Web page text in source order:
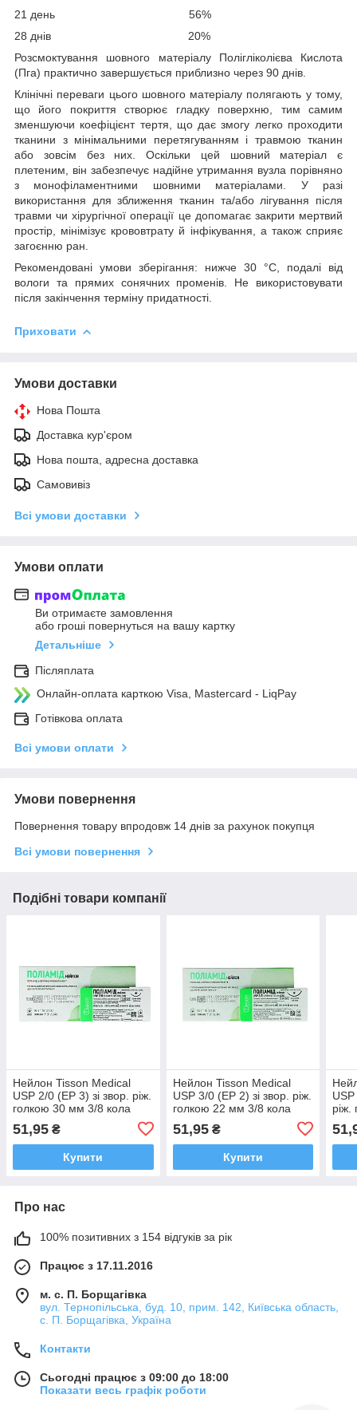
21 день 56%
28 днів 20%
Розсмоктування шовного матеріалу Полігліколієва Кислота
(Пга) практично завершується приблизно через 90 днів.
Клінічні переваги цього шовного матеріалу полягають у тому,
що його покриття створює гладку поверхню, тим самим
зменшуючи коефіцієнт тертя, що дає змогу легко проходити
тканини з мінімальними перетягуванням і травмою тканин
або зовсім без них. Оскільки цей шовний матеріал є
плетеним, він забезпечує надійне утримання вузла порівняно
з монофіламентними шовними матеріалами. У разі
використання для зближення тканин та/або лігування після
травми чи хірургічної операції це допомагає закрити мертвий
простір, мінімізує крововтрату й інфікування, а також сприяє
загоєнню ран.
Рекомендовані умови зберігання: нижче 30 °C, подалі від
вологи та прямих сонячних променів. Не використовувати
після закінчення терміну придатності.
Приховати
Умови доставки
Нова Пошта
Доставка кур'єром
Нова пошта, адресна доставка
Самовивіз
Всі умови доставки
Умови оплати
Ви отримаєте замовлення
або гроші повернуться на вашу картку
Детальніше
Післяплата
Онлайн-оплата карткою Visa, Mastercard - LiqPay
Готівкова оплата
Всі умови оплати
Умови повернення
Повернення товару впродовж 14 днів за рахунок покупця
Всі умови повернення
Подібні товари компанії
Нейлон Tisson Medical
USP 2/0 (EP 3) зі звор. ріж.
голкою 30 мм 3/8 кола
51,95 ₴
Купити
Нейлон Tisson Medical
USP 3/0 (EP 2) зі звор. ріж.
голкою 22 мм 3/8 кола
51,95₴
Купити
Про нас
100% позитивних з 154 відгуків за рік
Працює з 17.11.2016
м. с. П. Борщагівка
вул. Тернопільська, буд. 10, прим. 142, Київська область,
с. П. Борщагівка, Україна
Контакти
Сьогодні працює з 09:00 до 18:00
Показати весь графік роботи